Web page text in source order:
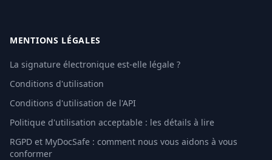
MENTIONS LÉGALES
La signature électronique est-elle légale ?
Conditions d'utilisation
Conditions d'utilisation de l'API
Politique d'utilisation acceptable : les détails à lire
RGPD et MyDocSafe : comment nous vous aidons à vous
conformer